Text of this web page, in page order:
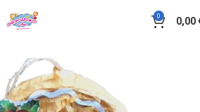
0 0,00